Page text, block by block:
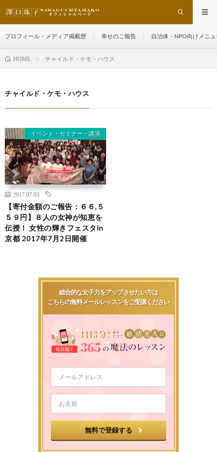
プロフィール・メディア掲載歴 幸せのご報告 自治体・NPO向けメニ
HOME チャイルド・ケモ・ハウス
チャイルド・ケモ・ハウス
イベント・セミナー・講演
2017.07.03
【寄付金額のご報告：６６,５
５９円】８人の女神が知恵を
伝授！ 女性の輝きフェスタin
京都 2017年7月2日開催
総合的な女子力をアップさせたい方は
こちらの無料メールレッスンをご受講ください